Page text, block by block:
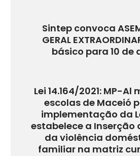
Sintep convoca
GERAL
básico para 10 de
Lei 14.164/2021: MP-Al
escolas de Maceió
implementação da
estabelece a Inserção
da violência
familiar na matriz